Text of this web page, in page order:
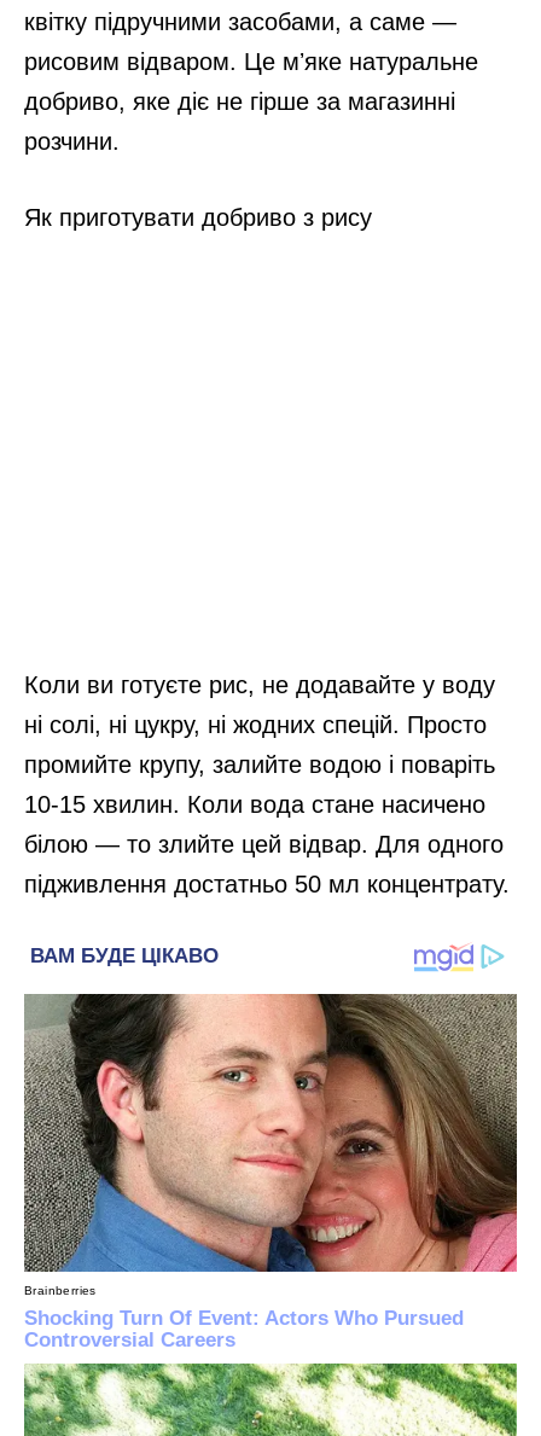
квітку підручними засобами, а саме —
рисовим відваром. Це мʼяке натуральне
добриво, яке діє не гірше за магазинні
розчини.
Як приготувати добриво з рису
Коли ви готуєте рис, не додавайте у воду
ні солі, ні цукру, ні жодних спецій. Просто
промийте крупу, залийте водою і поваріть
10-15 хвилин. Коли вода стане насичено
білою — то злийте цей відвар. Для одного
підживлення достатньо 50 мл концентрату.